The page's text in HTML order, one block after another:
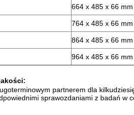
664 x 485 x 66 mm
764 x 485 x 66 mm
864 x 485 x 66 mm
964 x 485 x 66 mm
partnerem dla
sprawozdaniami z badań w